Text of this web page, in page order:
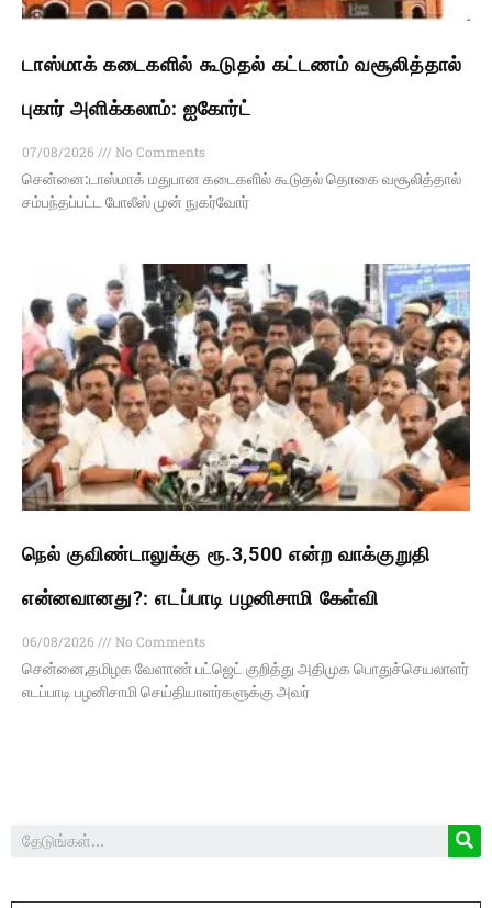
டாஸ்மாக் கடைகளில் கூடுதல் கட்டணம் வசூலித்தால்
புகார் அளிக்கலாம்: ஐகோர்ட்
07/08/2026
No Comments
சென்னை:டாஸ்மாக் மதுபான கடைகளில் கூடுதல் தொகை வசூலித்தால்
சம்பந்தப்பட்ட போலீஸ் முன் நுகர்வோர்
நெல் குவிண்டாலுக்கு ரூ.3,500 என்ற வாக்குறுதி
என்னவானது?: எடப்பாடி பழனிசாமி கேள்வி
06/08/2026
No Comments
சென்னை,தமிழக வேளாண் பட்ஜெட் குறித்து அதிமுக பொதுச்செயலாளர்
எடப்பாடி பழனிசாமி செய்தியாளர்களுக்கு அவர்